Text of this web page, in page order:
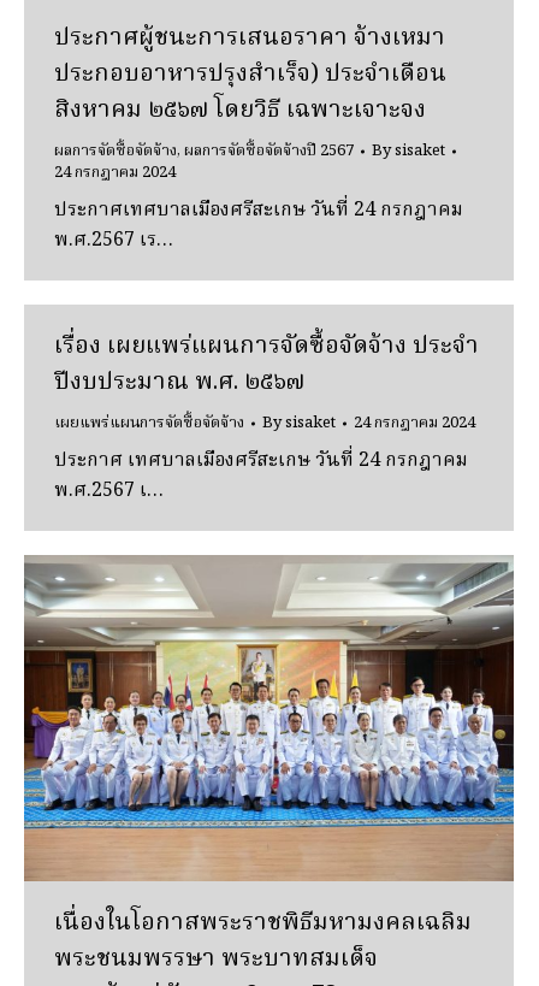
ประกาศผู้ชนะการเสนอราคา จ้างเหมา
ประกอบอาหารปรุงสําเร็จ) ประจําเดือน
สิงหาคม ๒๕๖๗ โดยวิธี เฉพาะเจาะจง
ผลการจัดซื้อจัดจ้าง,ผลการจัดซื้อจัดจ้างปี 2567 Bysisaket
24 กรกฎาคม 2024
ประกาศเทศบาลเมืองศรีสะเกษ วันที่ 24 กรกฎาคม
พ.ศ.2567 เร…
เรื่อง เผยแพร่แผนการจัดซื้อจัดจ้าง ประจํา
ปีงบประมาณ พ.ศ. ๒๕๖๗
เผยแพร่แผนการจัดซื้อจัดจ้าง Bysisaket 24 กรกฎาคม 2024
ประกาศ เทศบาลเมืองศรีสะเกษ วันที่ 24 กรกฎาคม
พ.ศ.2567 เ…
เนื่องในโอกาสพระราชพิธีมหามงคลเฉลิม
พระชนมพรรษา พระบาทสมเด็จ